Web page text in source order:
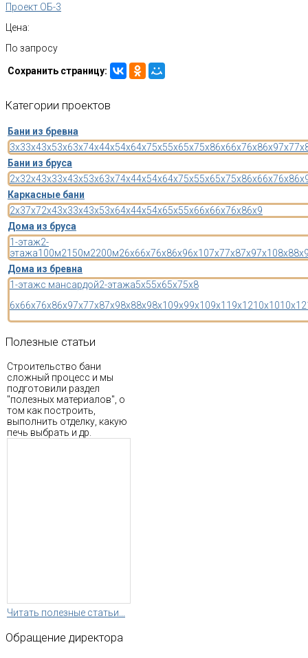
Проект ОБ-3
Цена:
По запросу
Сохранить страницу:
Категории проектов
Бани из бревна
3x33x43x53x63x74x44x54x64x75x55x65x75x86x66x76x86x97x7
Бани из бруса
2x32x43x33x43x53x63x74x44x54x64x75x55x65x75x86x66x76x8
Каркасные бани
2x37x72x43x33x43x53x64x44x54x65x55x66x66x76x86x9
Дома из бруса
1-этаж2-
этажа100м2150м2200м26x66x76x86x96x107x77x87x97x108x8
Дома из бревна
1-этажс мансардой2-этажа5x55x65x75x8
6x66x76x86x97x77x87x98x88x98x109x99x109x11 9x1210x1010x12
Полезные статьи
Строительство бани
сложный процесс и мы
подготовили раздел
"полезных материалов", о
том как построить,
выполнить отделку, какую
печь выбрать и др.
Читать полезные статьи...
Обращение директора